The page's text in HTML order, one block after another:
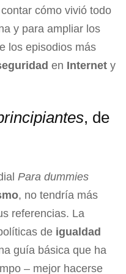
cómo vivió todo
y para ampliar los
los episodios más
en Internet y
, de
Para dummies
, no tendría más
referencias. La
de igualdad
guía básica que ha
– mejor hacerse